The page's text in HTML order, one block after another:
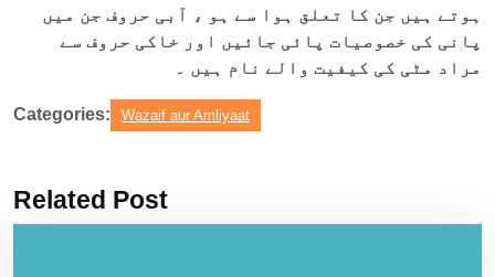
ہوتے ہیں جن کا تعلق ہوا سے ہو ، آبی حروف جن میں
پانی کی خصوصیات پائی جائیں اور خاکی حروف سے
مراد مٹی کی کیفیت والے نام ہیں ۔
Categories: Wazaif aur Amliyaat
Related Post